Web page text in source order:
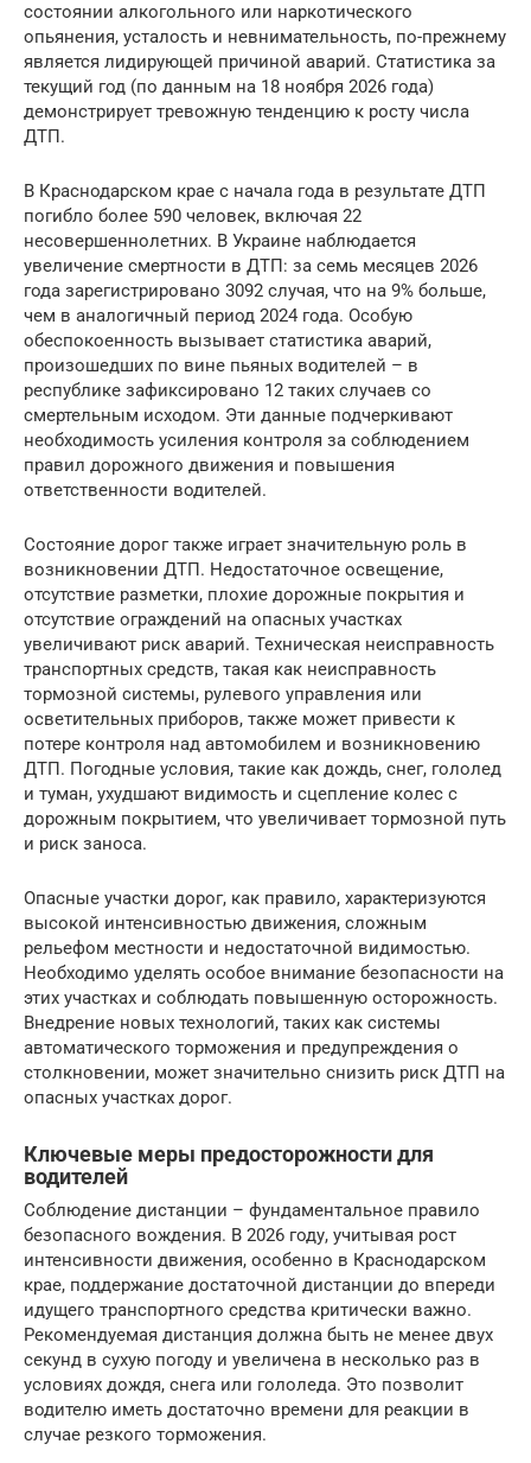
состоянии алкогольного или наркотического
опьянения, усталость и невнимательность, по-прежнему
является лидирующей причиной аварий. Статистика за
текущий год (по данным на 18 ноября 2026 года)
демонстрирует тревожную тенденцию к росту числа
ДТП.
В Краснодарском крае с начала года в результате ДТП
погибло более 590 человек, включая 22
несовершеннолетних. В Украине наблюдается
увеличение смертности в ДТП: за семь месяцев 2026
года зарегистрировано 3092 случая, что на 9% больше,
чем в аналогичный период 2024 года. Особую
обеспокоенность вызывает статистика аварий,
произошедших по вине пьяных водителей – в
республике зафиксировано 12 таких случаев со
смертельным исходом. Эти данные подчеркивают
необходимость усиления контроля за соблюдением
правил дорожного движения и повышения
ответственности водителей.
Состояние дорог также играет значительную роль в
возникновении ДТП. Недостаточное освещение,
отсутствие разметки, плохие дорожные покрытия и
отсутствие ограждений на опасных участках
увеличивают риск аварий. Техническая неисправность
транспортных средств, такая как неисправность
тормозной системы, рулевого управления или
осветительных приборов, также может привести к
потере контроля над автомобилем и возникновению
ДТП. Погодные условия, такие как дождь, снег, гололед
и туман, ухудшают видимость и сцепление колес с
дорожным покрытием, что увеличивает тормозной путь
и риск заноса.
Опасные участки дорог, как правило, характеризуются
высокой интенсивностью движения, сложным
рельефом местности и недостаточной видимостью.
Необходимо уделять особое внимание безопасности на
этих участках и соблюдать повышенную осторожность.
Внедрение новых технологий, таких как системы
автоматического торможения и предупреждения о
столкновении, может значительно снизить риск ДТП на
опасных участках дорог.
Ключевые меры предосторожности для
водителей
Соблюдение дистанции – фундаментальное правило
безопасного вождения. В 2026 году, учитывая рост
интенсивности движения, особенно в Краснодарском
крае, поддержание достаточной дистанции до впереди
идущего транспортного средства критически важно.
Рекомендуемая дистанция должна быть не менее двух
секунд в сухую погоду и увеличена в несколько раз в
условиях дождя, снега или гололеда. Это позволит
водителю иметь достаточно времени для реакции в
случае резкого торможения.